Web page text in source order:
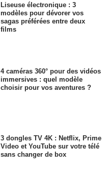
Liseuse électronique : 3
modèles pour dévorer vos
sagas préférées entre deux
films
4 caméras 360° pour des vidéos
immersives : quel modèle
choisir pour vos aventures ?
3 dongles TV 4K : Netflix, Prime
Video et YouTube sur votre télé
sans changer de box